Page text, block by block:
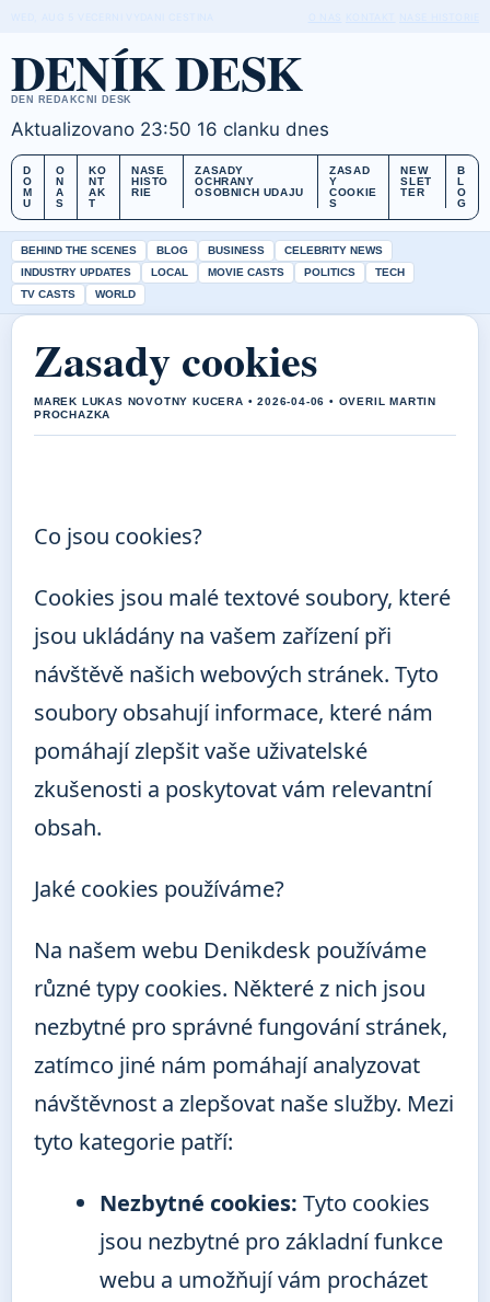
DENÍK DESK
DEN REDAKCNI DESK
Aktualizovano 23:50 16 clanku dnes
D
O
M
U
O
N
A
S
KO
NT
AK
T
NASE
HISTO
RIE
ZASADY
OCHRANY
OSOBNICH UDAJU
ZASAD
Y
COOKIE
S
NEW
SLET
TER
B
L
O
G
BEHIND THE SCENES BLOG BUSINESS
CELEBRITY NEWS
INDUSTRY UPDATES
LOCAL MOVIE CASTS POLITICS
TECH
TV CASTS
WORLD
Zasady cookies
MAREK LUKAS NOVOTNY KUCERA • 2026-04-06 • OVERIL MARTIN
PROCHAZKA
Co jsou cookies?
Cookies jsou malé textové soubory, které
jsou ukládány na vašem zařízení při
návštěvě našich webových stránek. Tyto
soubory obsahují informace, které nám
pomáhají zlepšit vaše uživatelské
zkušenosti a poskytovat vám relevantní
obsah.
Jaké cookies používáme?
Na našem webu Denikdesk používáme
různé typy cookies. Některé z nich jsou
nezbytné pro správné fungování stránek,
zatímco jiné nám pomáhají analyzovat
návštěvnost a zlepšovat naše služby. Mezi
tyto kategorie patří:
Nezbytné cookies: Tyto cookies
jsou nezbytné pro základní funkce
webu a umožňují vám procházet